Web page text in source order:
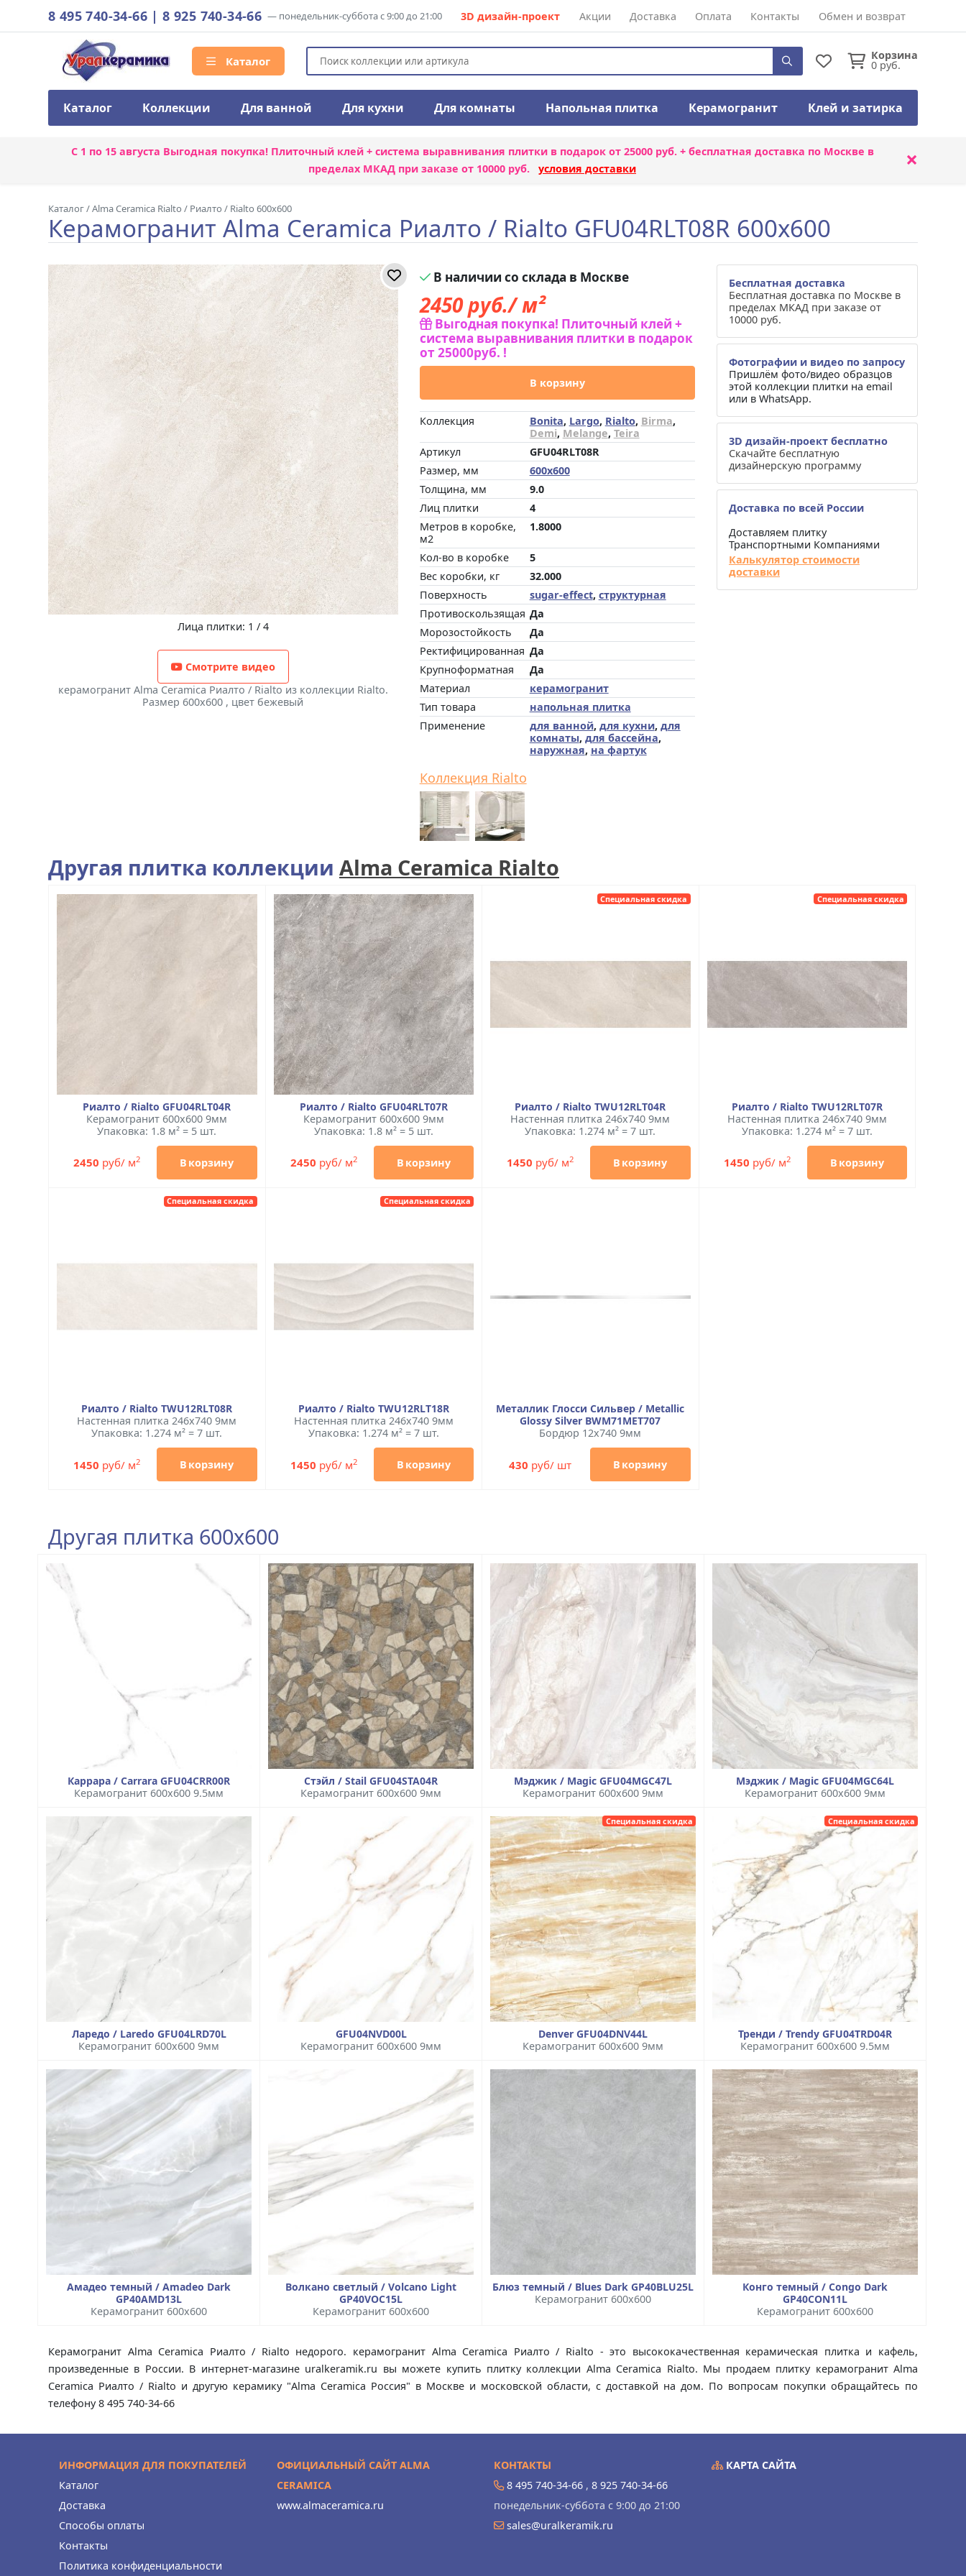
8 495 740-34-66 |8 925 740-34-66 — понедельник-суббота с 9:00 до 21:00 3D дизайн-проект Акции Доставка Оплата Контакты Обмен и возврат
Каталог Корзина
0 руб.
Каталог Коллекции Для ванной Для кухни Для комнаты Напольная плитка Керамогранит Клей и затирка
С 1 по 15 августа Выгодная покупка! Плиточный клей + система выравнивания плиткив подарок от 25000 руб. + бесплатная доставка по Москве в
пределах МКАД при заказе от 10000 руб. условия доставки ×
Каталог/Alma Ceramica Rialto / Риалто / Rialto 600x600
Керамогранит Alma Ceramica Риалто / Rialto GFU04RLT08R 600x600
Лица плитки: 1 / 4
Смотрите видео
керамогранит Alma Ceramica Риалто / Rialto из коллекции Rialto.
Размер 600x600 , цвет бежевый
В наличии со склада в Москве
2450руб./ м²
Выгодная покупка! Плиточный клей +
система выравнивания плитки в подарок
от 25000руб. !
В корзину
Коллекция Bonita, Largo, Rialto, Birma,
Demi, Melange, Teira
Артикул
GFU04RLT08R
Размер, мм
600x600
Толщина, мм
9.0
Лиц плитки
4
Метров в коробке,
м2
1.8000
Кол-во в коробке
5
Вес коробки, кг
32.000
Поверхность
sugar-effect, структурная
Противоскользящая Да
Морозостойкость
Да
Ректифицированная Да
Крупноформатная
Да
Материал
керамогранит
Тип товара
напольная плитка
Применение
для ванной, для кухни, для
комнаты, для бассейна,
наружная, на фартук
Коллекция Rialto
Бесплатная доставка
Бесплатная доставка по Москве в
пределах МКАД при заказе от
10000 руб.
Фотографии и видео по запросу
Пришлём фото/видео образцов
этой коллекции плитки на email
или в WhatsApp.
3D дизайн-проект бесплатно
Скачайте бесплатную
дизайнерскую программу
Доставка по всей России
Доставляем плитку
Транспортными Компаниями
Калькулятор стоимости
доставки
Другая плитка коллекции Alma Ceramica Rialto
Риалто / Rialto GFU04RLT04R
Керамогранит 600x600 9мм
Упаковка: 1.8 м² = 5 шт.
2450 руб/ м2 В корзину
Риалто / Rialto GFU04RLT07R
Керамогранит 600x600 9мм
Упаковка: 1.8 м² = 5 шт.
2450 руб/ м2 В корзину
Специальная скидка
Риалто / Rialto TWU12RLT04R
Настенная плитка 246x740 9мм
Упаковка: 1.274 м² = 7 шт.
1450 руб/ м2 В корзину
Специальная скидка
Риалто / Rialto TWU12RLT07R
Настенная плитка 246x740 9мм
Упаковка: 1.274 м² = 7 шт.
1450 руб/ м2 В корзину
Специальная скидка
Риалто / Rialto TWU12RLT08R
Настенная плитка 246x740 9мм
Упаковка: 1.274 м² = 7 шт.
1450 руб/ м2 В корзину
Специальная скидка
Риалто / Rialto TWU12RLT18R
Настенная плитка 246x740 9мм
Упаковка: 1.274 м² = 7 шт.
1450 руб/ м2 В корзину
Металлик Глосси Сильвер / Metallic
Glossy Silver BWM71MET707
Бордюр 12x740 9мм
430 руб/ шт В корзину
Другая плитка 600x600
Каррара / Carrara GFU04CRR00R
Керамогранит 600x600 9.5мм
Стэйл / Stail GFU04STA04R
Керамогранит 600x600 9мм
Мэджик / Magic GFU04MGC47L
Керамогранит 600x600 9мм
Мэджик / Magic GFU04MGC64L
Керамогранит 600x600 9мм
Ларедо / Laredo GFU04LRD70L
Керамогранит 600x600 9мм
GFU04NVD00L
Керамогранит 600x600 9мм
Специальная скидка
Denver GFU04DNV44L
Керамогранит 600x600 9мм
Специальная скидка
Тренди / Trendy GFU04TRD04R
Керамогранит 600x600 9.5мм
Амадео темный / Amadeo Dark
GP40AMD13L
Керамогранит 600x600
Волкано светлый / Volcano Light
GP40VOC15L
Керамогранит 600x600
Блюз темный / Blues Dark GP40BLU25L
Керамогранит 600x600
Конго темный / Congo Dark
GP40CON11L
Керамогранит 600x600
Керамогранит Alma Ceramica Риалто / Rialto недорого. керамогранит Alma Ceramica Риалто / Rialto - это высококачественная керамическая плитка и кафель,
произведенные в России. В интернет-магазине uralkeramik.ru вы можете купить плитку коллекции Alma Ceramica Rialto. Мы продаем плитку керамогранит Alma
Ceramica Риалто / Rialto и другую керамику "Alma Ceramica Россия" в Москве и московской области, с доставкой на дом. По вопросам покупки обращайтесь по
телефону 8 495 740-34-66
ИНФОРМАЦИЯ ДЛЯ ПОКУПАТЕЛЕЙ
Каталог
Доставка
Способы оплаты
Контакты
Политика конфиденциальности
ОФИЦИАЛЬНЫЙ САЙТ ALMA
CERAMICA
www.almaceramica.ru
КОНТАКТЫ
8 495 740-34-66 , 8 925 740-34-66
понедельник-суббота с 9:00 до 21:00
sales@uralkeramik.ru
КАРТА САЙТА